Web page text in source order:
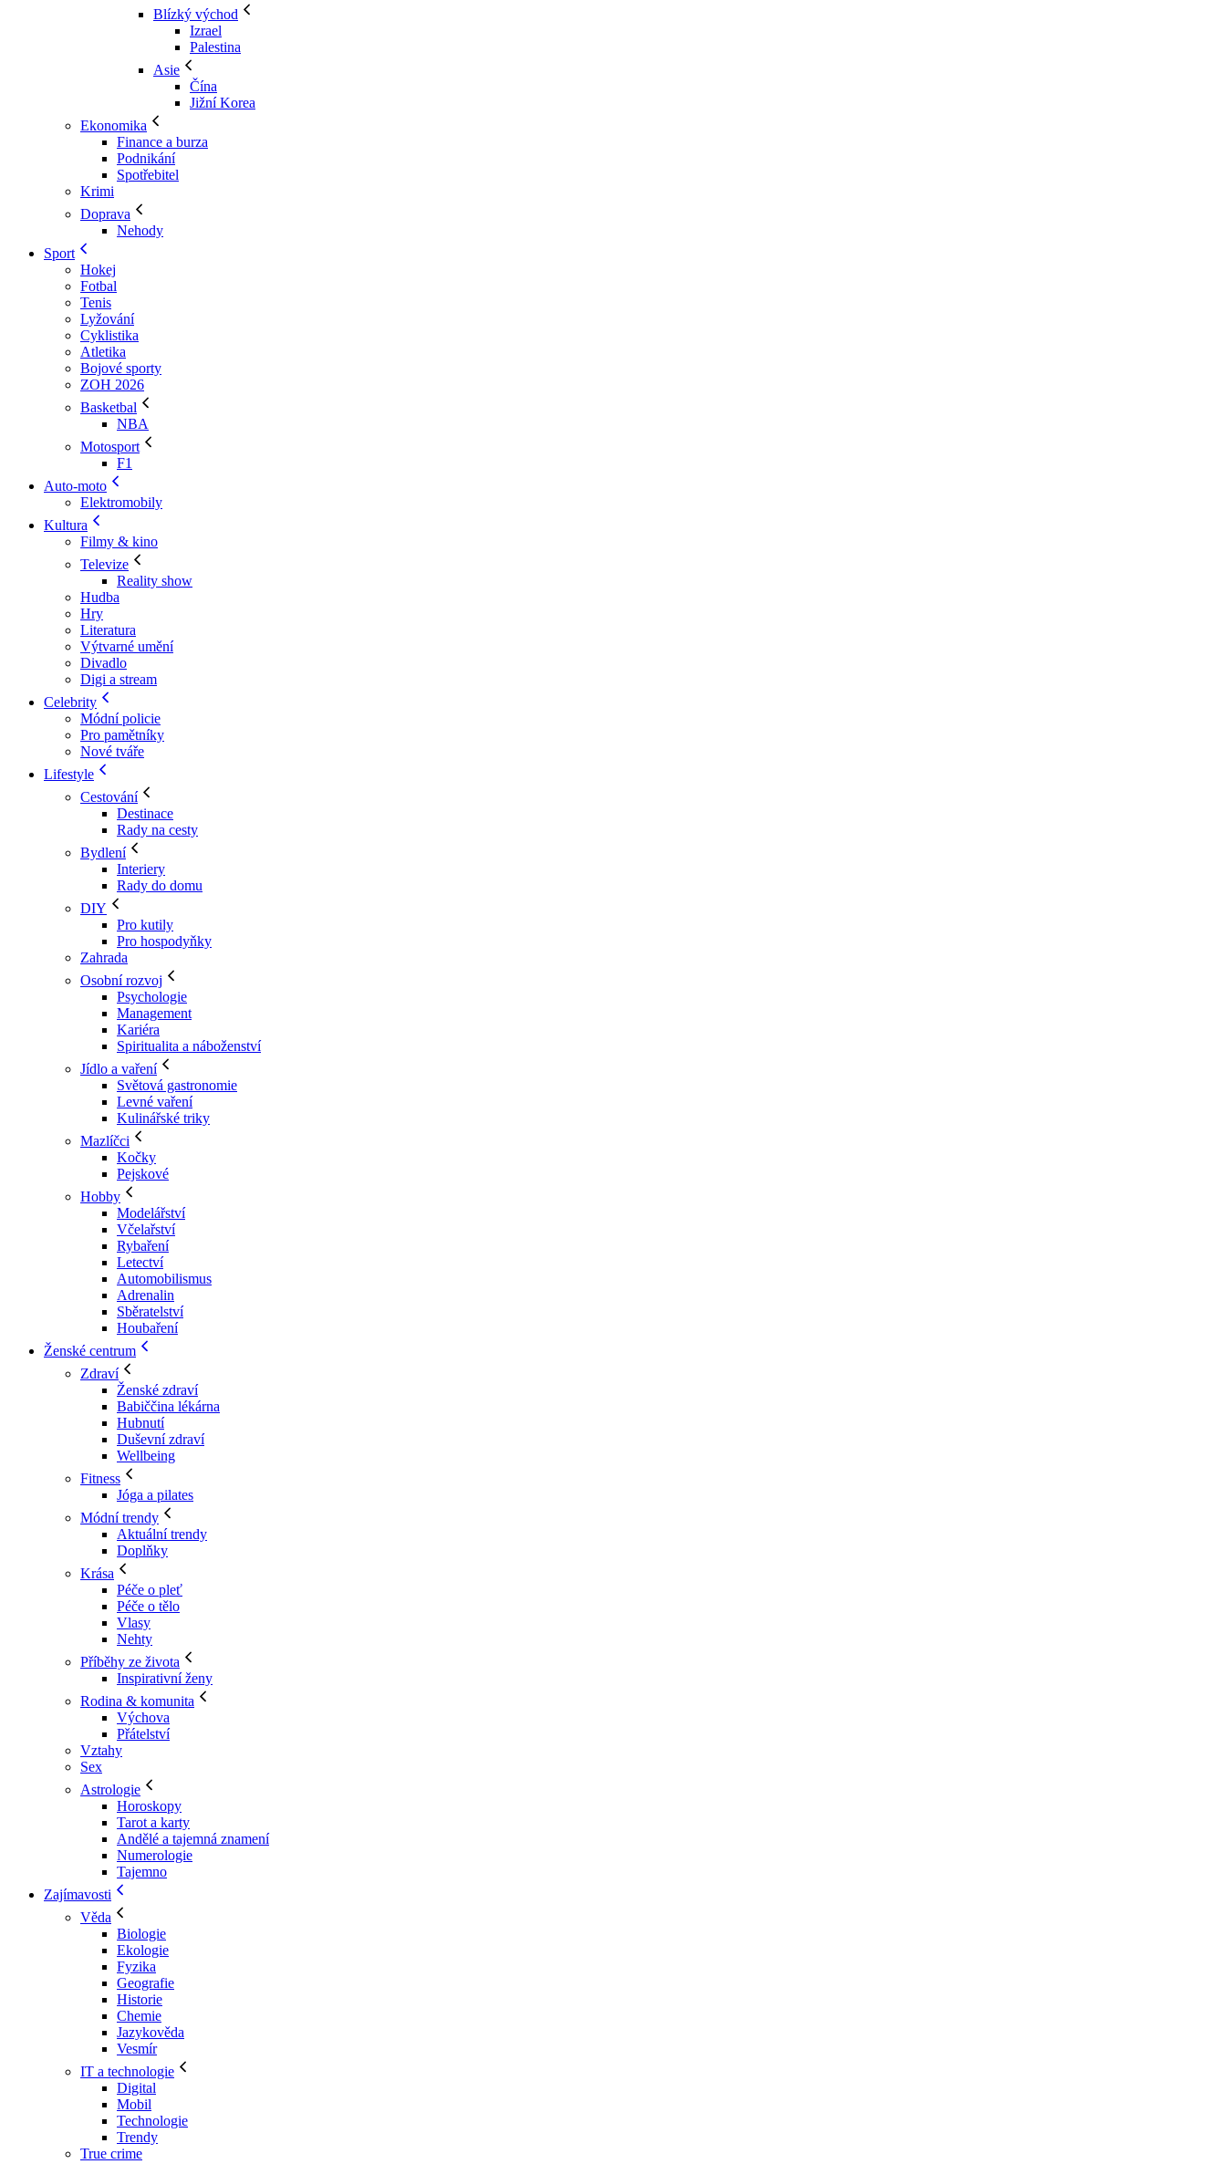
Blízký východ
Izrael
Palestina
Asie
Čína
Jižní Korea
Ekonomika
Finance a burza
Podnikání
Spotřebitel
Krimi
Doprava
Nehody
Sport
Hokej
Fotbal
Tenis
Lyžování
Cyklistika
Atletika
Bojové sporty
ZOH 2026
Basketbal
NBA
Motosport
F1
Auto-moto
Elektromobily
Kultura
Filmy & kino
Televize
Reality show
Hudba
Hry
Literatura
Výtvarné umění
Divadlo
Digi a stream
Celebrity
Módní policie
Pro pamětníky
Nové tváře
Lifestyle
Cestování
Destinace
Rady na cesty
Bydlení
Interiery
Rady do domu
DIY
Pro kutily
Pro hospodyňky
Zahrada
Osobní rozvoj
Psychologie
Management
Kariéra
Spiritualita a náboženství
Jídlo a vaření
Světová gastronomie
Levné vaření
Kulinářské triky
Mazlíčci
Kočky
Pejskové
Hobby
Modelářství
Včelařství
Rybaření
Letectví
Automobilismus
Adrenalin
Sběratelství
Houbaření
Ženské centrum
Zdraví
Ženské zdraví
Babiččina lékárna
Hubnutí
Duševní zdraví
Wellbeing
Fitness
Jóga a pilates
Módní trendy
Aktuální trendy
Doplňky
Krása
Péče o pleť
Péče o tělo
Vlasy
Nehty
Příběhy ze života
Inspirativní ženy
Rodina & komunita
Výchova
Přátelství
Vztahy
Sex
Astrologie
Horoskopy
Tarot a karty
Andělé a tajemná znamení
Numerologie
Tajemno
Zajímavosti
Věda
Biologie
Ekologie
Fyzika
Geografie
Historie
Chemie
Jazykověda
Vesmír
IT a technologie
Digital
Mobil
Technologie
Trendy
True crime